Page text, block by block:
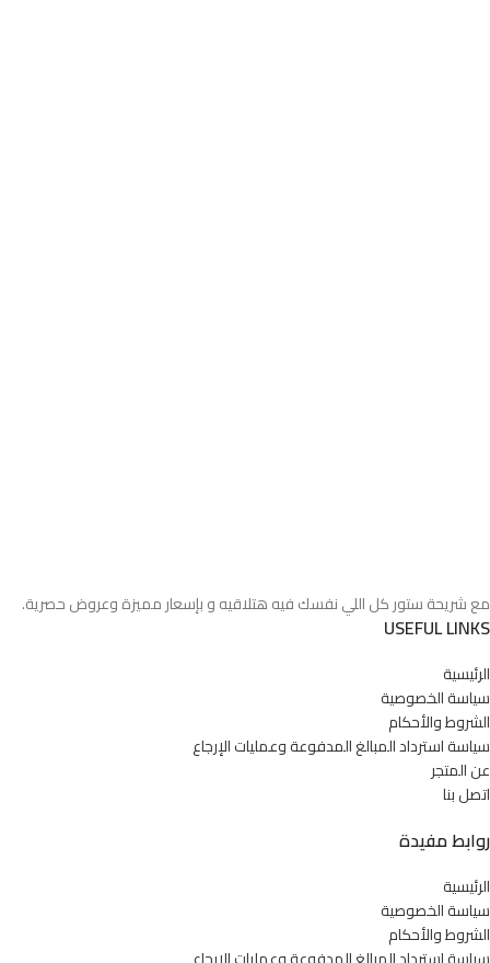
مع شريحة ستور كل اللي نفسك فيه هتلاقيه و بإسعار مميزة وعروض حصرية.
USEFUL LINKS
الرئيسية
سياسة الخصوصية
الشروط والأحكام
سياسة استرداد المبالغ المدفوعة وعمليات الإرجاع
عن المتجر
اتصل بنا
روابط مفيدة
الرئيسية
سياسة الخصوصية
الشروط والأحكام